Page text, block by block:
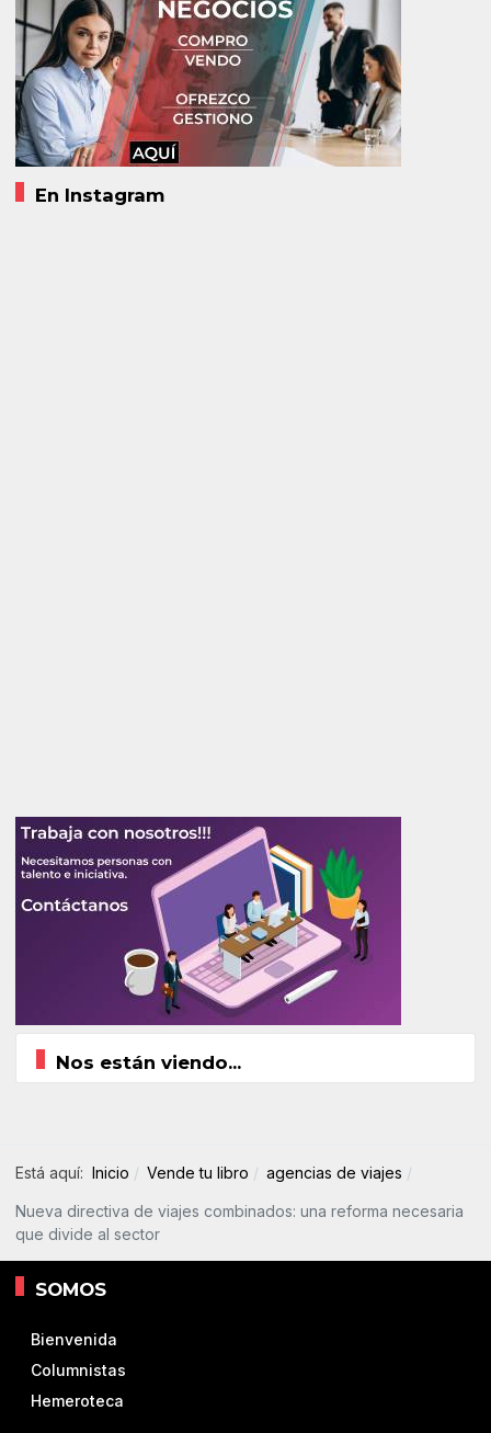
En Instagram
Nos están viendo...
Está aquí: Inicio Vende tu libro agencias de viajes
Nueva directiva de viajes combinados: una reforma necesaria
que divide al sector
SOMOS
Bienvenida
Columnistas
Hemeroteca